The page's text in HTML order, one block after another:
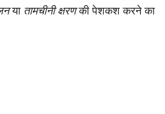
या तामचीनी क्षरणकी पेशकश करने का